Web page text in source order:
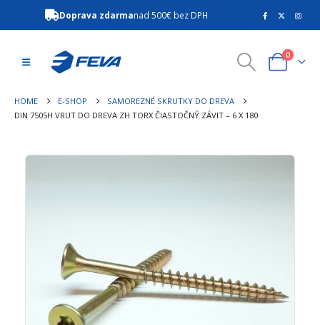
Doprava zdarmanad 500€ bez DPH
0
HOME E-SHOP
SAMOREZNÉ SKRUTKY DO DREVA
DIN 7505H VRUT DO DREVA ZH TORX ČIASTOČNÝ ZÁVIT – 6 X 180